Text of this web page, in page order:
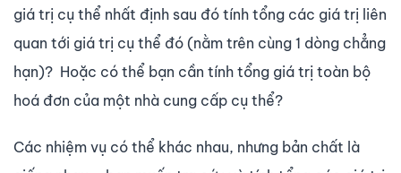
giá trị cụ thể nhất định sau đó tính tổng các giá trị liên
quan tới giá trị cụ thể đó (nằm trên cùng 1 dòng chẳng
hạn)? Hoặc có thể bạn cần tính tổng giá trị toàn bộ
hoá đơn của một nhà cung cấp cụ thể?
Các nhiệm vụ có thể khác nhau, nhưng bản chất là